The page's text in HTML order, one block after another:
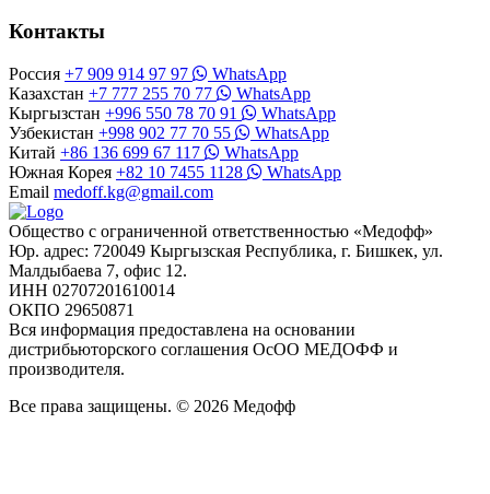
Контакты
Россия +7 909 914 97 97
WhatsApp
Казахстан +7 777 255 70 77
WhatsApp
Кыргызстан +996 550 78 70 91
WhatsApp
Узбекистан +998 902 77 70 55
WhatsApp
Китай +86 136 699 67 117
WhatsApp
Южная Корея +82 10 7455 1128
WhatsApp
Email medoff.kg@gmail.com
Общество с ограниченной ответственностью «Медофф»
Юр. адрес: 720049 Кыргызская Республика, г. Бишкек, ул.
Малдыбаева 7, офис 12.
ИНН 02707201610014
ОКПО 29650871
Вся информация предоставлена на основании
дистрибьюторского соглашения ОсОО МЕДОФФ и
производителя.
Все права защищены. © 2026 Медофф